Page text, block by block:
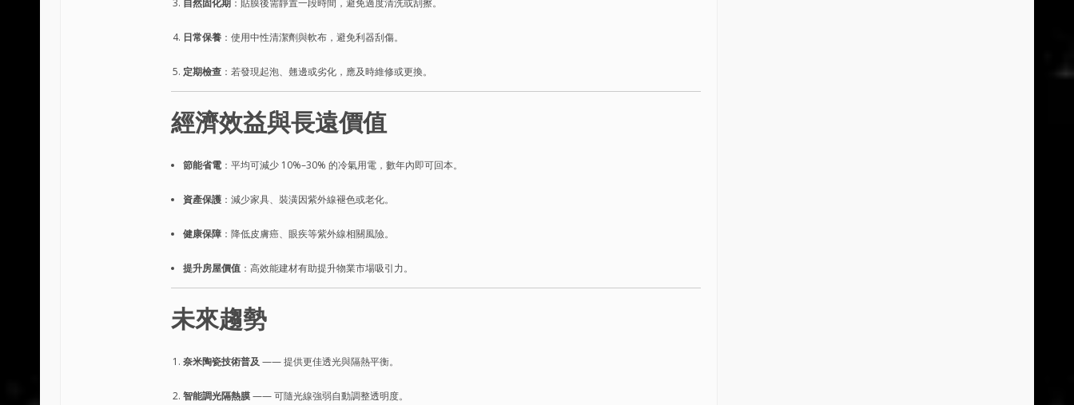
自然固化期 ：貼膜後需靜置一段時間，避免過度清洗或刮擦。
日常保養 ：使用中性清潔劑與軟布，避免利器刮傷。
定期檢查 ：若發現起泡、翹邊或劣化，應及時維修或更換。
經濟效益與長遠價值
節能省電 ：平均可減少 10%–30% 的冷氣用電，數年內即可回本。
資產保護 ：減少家具、裝潢因紫外線褪色或老化。
健康保障 ：降低皮膚癌、眼疾等紫外線相關風險。
提升房屋價值 ：高效能建材有助提升物業市場吸引力。
未來趨勢
奈米陶瓷技術普及 —— 提供更佳透光與隔熱平衡。
智能調光隔熱膜—— 可隨光線強弱自動調整透明度。